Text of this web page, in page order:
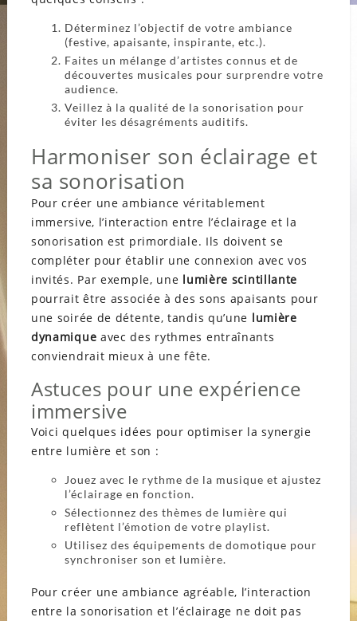
Déterminez l’objectif de votre ambiance
(festive, apaisante, inspirante, etc.).
Faites un mélange d’artistes connus et de
découvertes musicales pour surprendre votre
audience.
Veillez à la qualité de la sonorisation pour
éviter les désagréments auditifs.
Harmoniser son éclairage et
sa sonorisation
Pour créer une ambiance véritablement
immersive, l’interaction entre l’éclairage et la
sonorisation est primordiale. Ils doivent se
compléter pour établir une connexion avec vos
invités. Par exemple, une lumière scintillante
pourrait être associée à des sons apaisants pour
une soirée de détente, tandis qu’une lumière
dynamique avec des rythmes entraînants
conviendrait mieux à une fête.
Astuces pour une expérience
immersive
Voici quelques idées pour optimiser la synergie
entre lumière et son :
Jouez avec le rythme de la musique et ajustez
l’éclairage en fonction.
Sélectionnez des thèmes de lumière qui
reflètent l’émotion de votre playlist.
Utilisez des équipements de domotique pour
synchroniser son et lumière.
Pour créer une ambiance agréable, l’interaction
entre la sonorisation et l’éclairage ne doit pas